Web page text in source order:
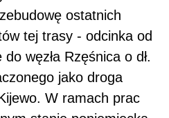
ostatnich
tej trasy - odcinka od
węzła Rzęśnica o dł.
jako droga
W ramach prac